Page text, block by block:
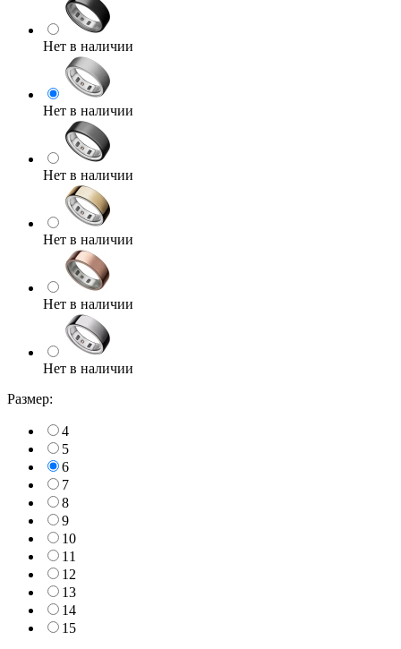
Нет в наличии
Нет в наличии
Нет в наличии
Нет в наличии
Нет в наличии
Нет в наличии
Размер:
4
5
6
7
8
9
10
11
12
13
14
15